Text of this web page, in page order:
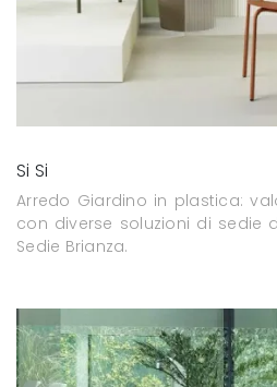
Si Si
Arredo Giardino in plastica:
con diverse soluzioni di sedie
Sedie Brianza.